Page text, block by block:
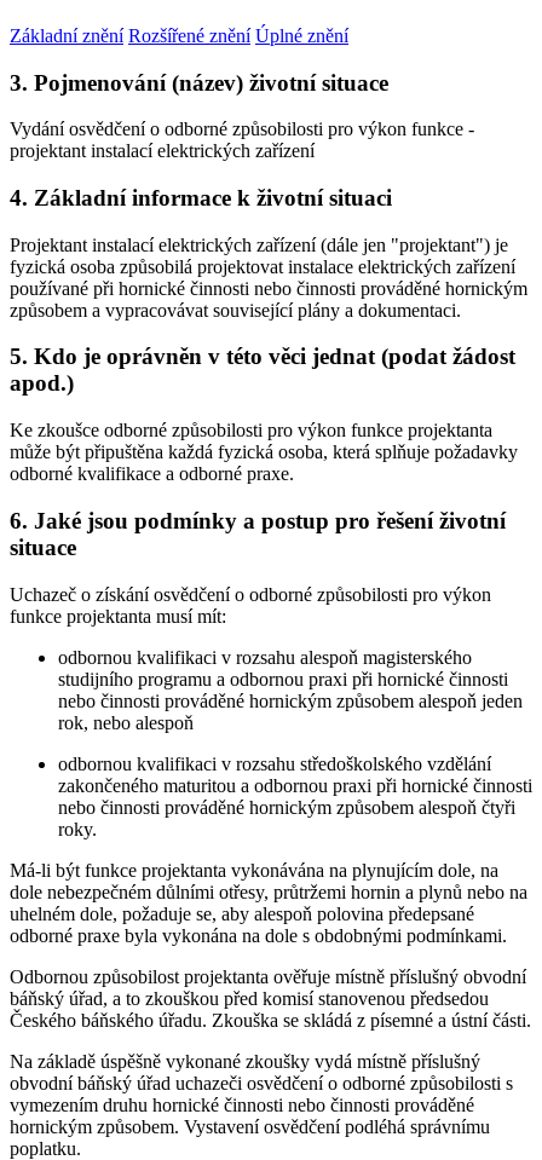
Základní znění Rozšířené znění Úplné znění
3. Pojmenování (název) životní situace
Vydání osvědčení o odborné způsobilosti pro výkon funkce -
projektant instalací elektrických zařízení
4. Základní informace k životní situaci
Projektant instalací elektrických zařízení (dále jen "projektant") je
fyzická osoba způsobilá projektovat instalace elektrických zařízení
používané při hornické činnosti nebo činnosti prováděné hornickým
způsobem a vypracovávat související plány a dokumentaci.
5. Kdo je oprávněn v této věci jednat (podat žádost
apod.)
Ke zkoušce odborné způsobilosti pro výkon funkce projektanta
může být připuštěna každá fyzická osoba, která splňuje požadavky
odborné kvalifikace a odborné praxe.
6. Jaké jsou podmínky a postup pro řešení životní
situace
Uchazeč o získání osvědčení o odborné způsobilosti pro výkon
funkce projektanta musí mít:
odbornou kvalifikaci v rozsahu alespoň magisterského
studijního programu a odbornou praxi při hornické činnosti
nebo činnosti prováděné hornickým způsobem alespoň jeden
rok, nebo alespoň
odbornou kvalifikaci v rozsahu středoškolského vzdělání
zakončeného maturitou a odbornou praxi při hornické činnosti
nebo činnosti prováděné hornickým způsobem alespoň čtyři
roky.
Má-li být funkce projektanta vykonávána na plynujícím dole, na
dole nebezpečném důlními otřesy, průtržemi hornin a plynů nebo na
uhelném dole, požaduje se, aby alespoň polovina předepsané
odborné praxe byla vykonána na dole s obdobnými podmínkami.
Odbornou způsobilost projektanta ověřuje místně příslušný obvodní
báňský úřad, a to zkouškou před komisí stanovenou předsedou
Českého báňského úřadu. Zkouška se skládá z písemné a ústní části.
Na základě úspěšně vykonané zkoušky vydá místně příslušný
obvodní báňský úřad uchazeči osvědčení o odborné způsobilosti s
vymezením druhu hornické činnosti nebo činnosti prováděné
hornickým způsobem. Vystavení osvědčení podléhá správnímu
poplatku.